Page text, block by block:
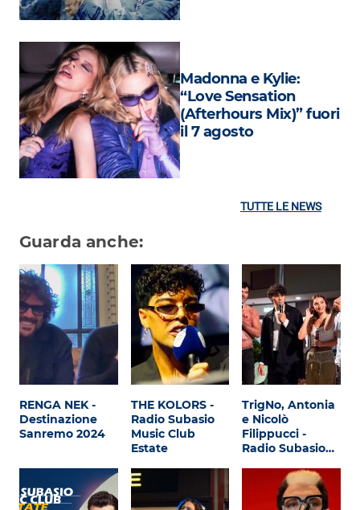
Madonna e Kylie:
“Love Sensation
(Afterhours Mix)” fuori
il 7 agosto
TUTTE LE NEWS
Guarda anche:
RENGA NEK -
Destinazione
Sanremo 2024
THE KOLORS -
Radio Subasio
Music Club
Estate
TrigNo, Antonia
e Nicolò
Filippucci -
Radio Subasio…